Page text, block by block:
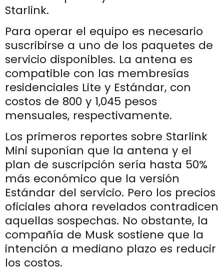
Starlink.
Para operar el equipo es necesario
suscribirse a uno de los paquetes de
servicio disponibles. La antena es
compatible con las membresías
residenciales Lite y Estándar, con
costos de 800 y 1,045 pesos
mensuales, respectivamente.
Los primeros reportes sobre Starlink
Mini suponían que la antena y el
plan de suscripción sería hasta 50%
más económico que la versión
Estándar del servicio. Pero los precios
oficiales ahora revelados contradicen
aquellas sospechas. No obstante, la
compañía de Musk sostiene que la
intención a mediano plazo es reducir
los costos.